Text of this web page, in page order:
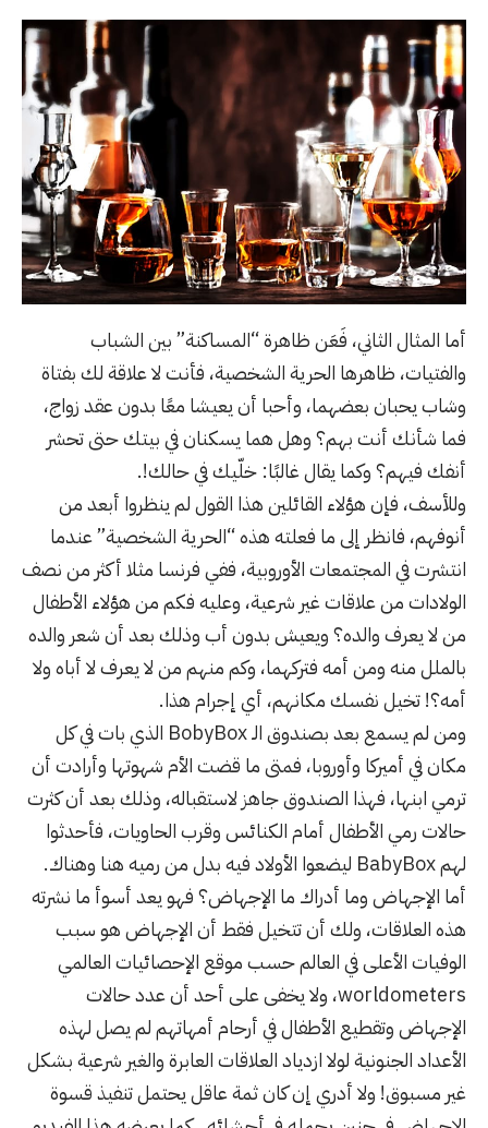
أما المثال الثاني، فَعَن ظاهرة “المساكنة” بين الشباب
والفتيات، ظاهرها الحرية الشخصية، فأنت لا علاقة لك بفتاة
وشاب يحبان بعضهما، وأحبا أن يعيشا معًا بدون عقد زواج،
فما شأنك أنت بهم؟ وهل هما يسكنان في بيتك حتى تحشر
أنفك فيهم؟ وكما يقال غالبًا: خلّيك في حالك!.
وللأسف، فإن هؤلاء القائلين هذا القول لم ينظروا أبعد من
أنوفهم، فانظر إلى ما فعلته هذه “الحرية الشخصية” عندما
انتشرت في المجتمعات الأوروبية، ففي فرنسا مثلاأكثر من نصف
الولادات من علاقات غير شرعية، وعليه فكم من هؤلاء الأطفال
من لا يعرف والده؟ ويعيش بدون أب وذلك بعد أن شعر والده
بالملل منه ومن أمه فتركهما، وكم منهم من لا يعرف لا أباه ولا
أمه؟! تخيل نفسك مكانهم، أي إجرام هذا.
ومن لم يسمع بعد بصندوق الـ BobyBox الذي بات في كل
مكان في أميركا وأوروبا، فمتى ما قضت الأم شهوتها وأرادت أن
ترمي ابنها، فهذا الصندوق جاهز لاستقباله، وذلك بعد أن كثرت
حالات رمي الأطفال أمام الكنائس وقرب الحاويات، فأحدثوا
لهم BabyBox ليضعوا الأولاد فيه بدل من رميه هنا وهناك.
أما الإجهاض وما أدراك ما الإجهاض؟ فهو يعد أسوأ ما نشرته
هذه العلاقات، ولك أن تتخيل فقط أن الإجهاض هو سبب
الوفيات الأعلى في العالم حسب موقع الإحصائيات العالمي
worldometers، ولا يخفى على أحد أن عدد حالات
الإجهاض وتقطيع الأطفال في أرحام أمهاتهم لم يصل لهذه
الأعداد الجنونية لولا ازدياد العلاقات العابرة والغير شرعية بشكل
غير مسبوق! ولا أدري إن كان ثمة عاقل يحتمل تنفيذ قسوة